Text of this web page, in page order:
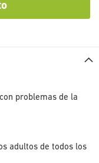
problemas de la
adultos de todos los